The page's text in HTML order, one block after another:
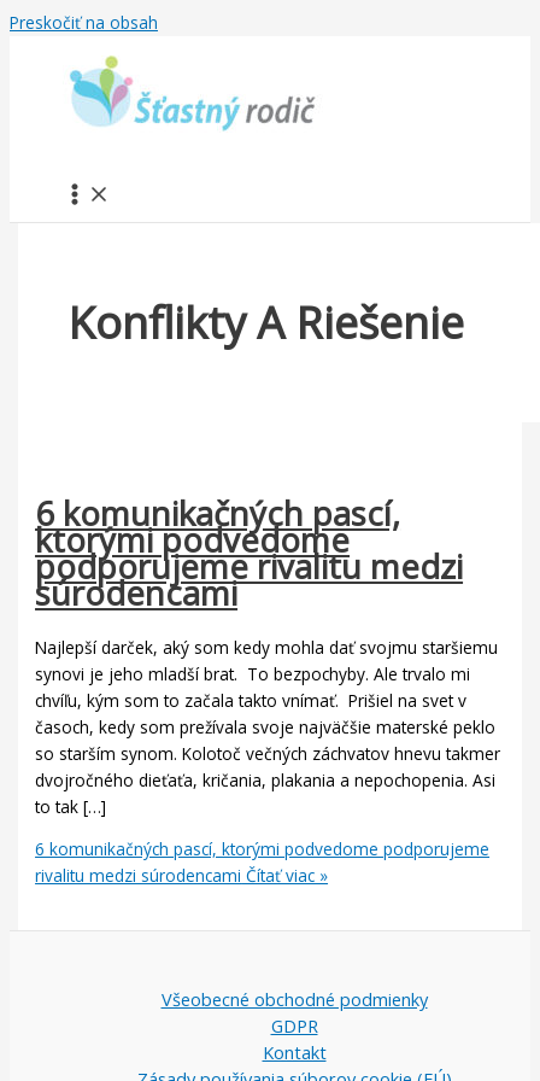
Preskočiť na obsah
Konflikty A Riešenie
6 komunikačných pascí,
ktorými podvedome
podporujeme rivalitu medzi
súrodencami
Najlepší darček, aký som kedy mohla dať svojmu staršiemu
synovi je jeho mladší brat. To bezpochyby. Ale trvalo mi
chvíľu, kým som to začala takto vnímať. Prišiel na svet v
časoch, kedy som prežívala svoje najväčšie materské peklo
so starším synom. Kolotoč večných záchvatov hnevu takmer
dvojročného dieťaťa, kričania, plakania a nepochopenia. Asi
to tak […]
6 komunikačných pascí, ktorými podvedome podporujeme
rivalitu medzi súrodencami Čítať viac »
Všeobecné obchodné podmienky
GDPR
Kontakt